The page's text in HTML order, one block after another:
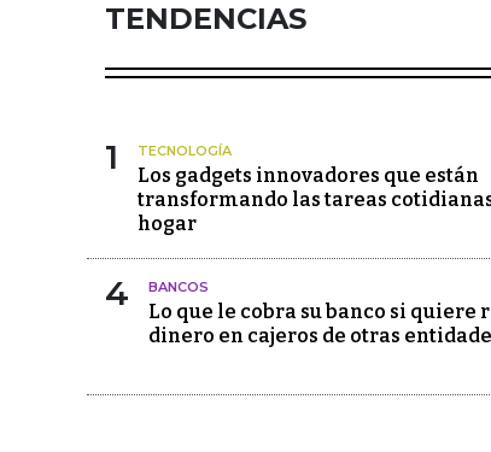
TENDENCIAS
1 TECNOLOGÍA
Los gadgets innovadores que están
transformando las tareas
hogar
4 BANCOS
Lo que le cobra su banco si quiere
dinero en cajeros de otras